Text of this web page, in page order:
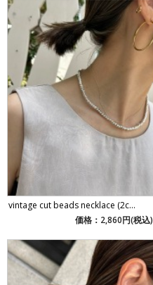
vintage cut beads necklace (2c...
価格：2,860円(税込)